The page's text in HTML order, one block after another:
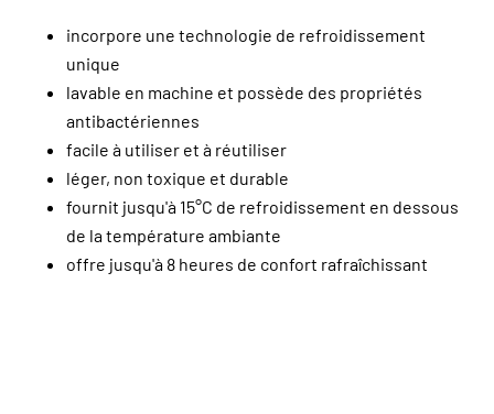
incorpore une technologie de refroidissement
unique
lavable en machine et possède des propriétés
antibactériennes
facile à utiliser et à réutiliser
léger, non toxique et durable
fournit jusqu'à 15°C de refroidissement en dessous
de la température ambiante
offre jusqu'à 8 heures de confort rafraîchissant